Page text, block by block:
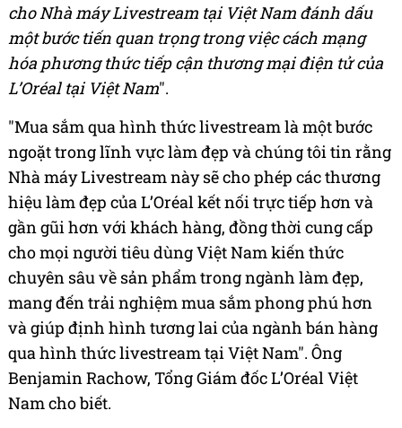
cho Nhà máy Livestream tại Việt Nam đánh dấu
một bước tiến quan trọng trong việc cách mạng
hóa phương thức tiếp cận thương mại điện tử của
L’Oréal tại Việt Nam".
"Mua sắm qua hình thức livestream là một bước
ngoặt trong lĩnh vực làm đẹp và chúng tôi tin rằng
Nhà máy Livestream này sẽ cho phép các thương
hiệu làm đẹp của L’Oréal kết nối trực tiếp hơn và
gần gũi hơn với khách hàng, đồng thời cung cấp
cho mọi người tiêu dùng Việt Nam kiến thức
chuyên sâu về sản phẩm trong ngành làm đẹp,
mang đến trải nghiệm mua sắm phong phú hơn
và giúp định hình tương lai của ngành bán hàng
qua hình thức livestream tại Việt Nam". Ông
Benjamin Rachow, Tổng Giám đốc L’Oréal Việt
Nam cho biết.